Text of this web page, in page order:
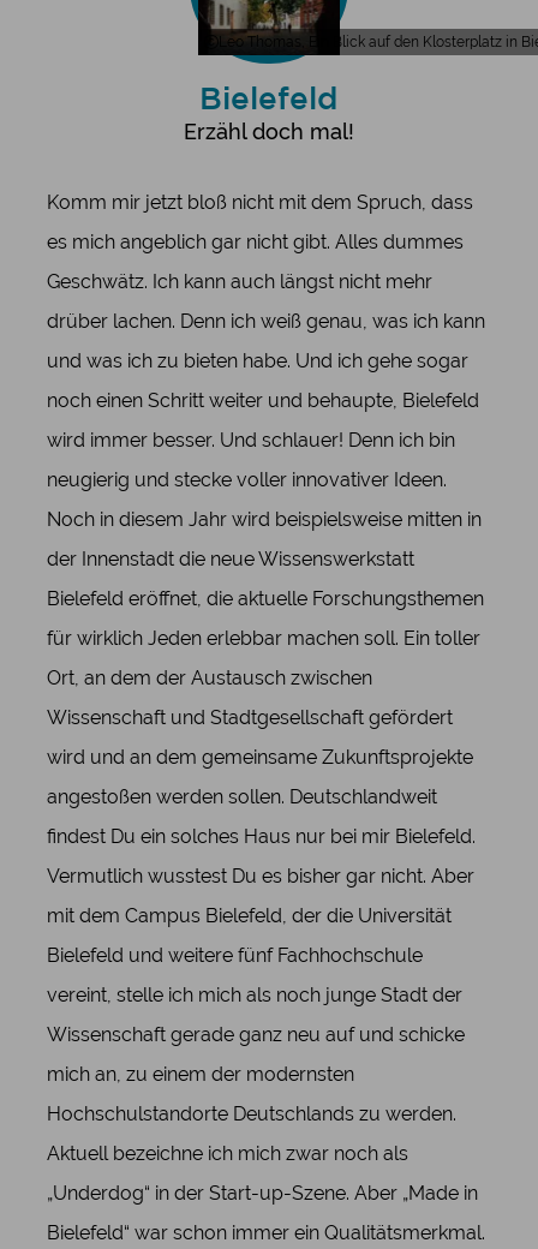
Leo Thomas, Ein Blick auf den Klosterplatz in
Bielefeld
Erzähl doch mal!
Komm mir jetzt bloß nicht mit dem Spruch, dass
es mich angeblich gar nicht gibt. Alles dummes
Geschwätz. Ich kann auch längst nicht mehr
drüber lachen. Denn ich weiß genau, was ich kann
und was ich zu bieten habe. Und ich gehe sogar
noch einen Schritt weiter und behaupte, Bielefeld
wird immer besser. Und schlauer! Denn ich bin
neugierig und stecke voller innovativer Ideen.
Noch in diesem Jahr wird beispielsweise mitten in
der Innenstadt die neue Wissenswerkstatt
Bielefeld eröffnet, die aktuelle Forschungsthemen
für wirklich Jeden erlebbar machen soll. Ein toller
Ort, an dem der Austausch zwischen
Wissenschaft und Stadtgesellschaft gefördert
wird und an dem gemeinsame Zukunftsprojekte
angestoßen werden sollen. Deutschlandweit
findest Du ein solches Haus nur bei mir Bielefeld.
Vermutlich wusstest Du es bisher gar nicht. Aber
mit dem Campus Bielefeld, der die Universität
Bielefeld und weitere fünf Fachhochschule
vereint, stelle ich mich als noch junge Stadt der
Wissenschaft gerade ganz neu auf und schicke
mich an, zu einem der modernsten
Hochschulstandorte Deutschlands zu werden.
Aktuell bezeichne ich mich zwar noch als
„Underdog“ in der Start-up-Szene. Aber „Made in
Bielefeld“ war schon immer ein Qualitätsmerkmal.